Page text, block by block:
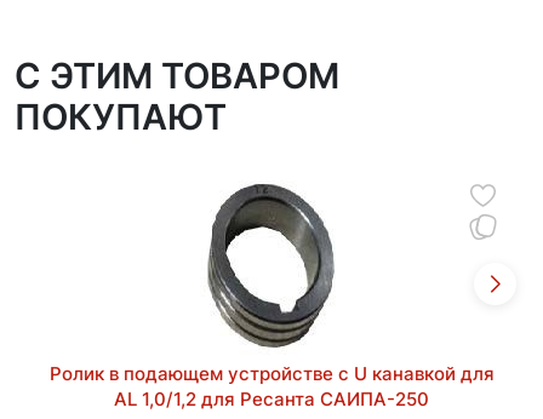
C ЭТИМ ТОВАРОМ
ПОКУПАЮТ
Ролик в подающем устройстве с U канавкой для
AL 1,0/1,2 для Ресанта САИПА-250